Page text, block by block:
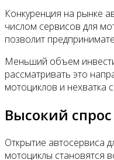
Конкуренция на рынке
числом сервисов для
позволит
Меньший объем
рассматривать это
мотоциклов и нехватка
Высокий
Открытие автосервиса
мотоциклы становятся